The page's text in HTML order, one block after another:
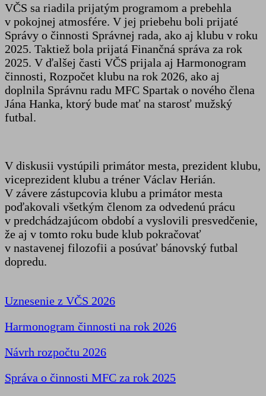
VČS sa riadila prijatým programom a prebehla
v pokojnej atmosfére. V jej priebehu boli prijaté
Správy o činnosti Správnej rada, ako aj klubu v roku
2025. Taktiež bola prijatá Finančná správa za rok
2025. V ďalšej časti VČS prijala aj Harmonogram
činnosti, Rozpočet klubu na rok 2026, ako aj
doplnila Správnu radu MFC Spartak o nového člena
Jána Hanka, ktorý bude mať na starosť mužský
futbal.
V diskusii vystúpili primátor mesta, prezident klubu,
viceprezident klubu a tréner Václav Herián.
V závere zástupcovia klubu a primátor mesta
poďakovali všetkým členom za odvedenú prácu
v predchádzajúcom období a vyslovili presvedčenie,
že aj v tomto roku bude klub pokračovať
v nastavenej filozofii a posúvať bánovský futbal
dopredu.
Uznesenie z VČS 2026
Harmonogram činnosti na rok 2026
Návrh rozpočtu 2026
Správa o činnosti MFC za rok 2025